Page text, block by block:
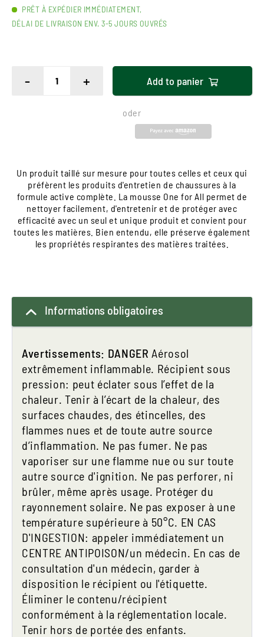
PRÊT À EXPÉDIER IMMÉDIATEMENT,
DÉLAI DE LIVRAISON ENV. 3-5 JOURS OUVRÉS
- + Add to panier
oder
Un produit taillé sur mesure pour toutes celles et ceux qui
préfèrent les produits d'entretien de chaussures à la
formule active complète. La mousse One for All permet de
nettoyer facilement, d'entretenir et de protéger avec
efficacité avec un seul et unique produit et convient pour
toutes les matières. Bien entendu, elle préserve également
les propriétés respirantes des matières traitées.
Informations obligatoires
Avertissements: DANGERAérosol
extrêmement inflammable. Récipient sous
pression: peut éclater sous l’effet de la
chaleur. Tenir à l’écart de la chaleur, des
surfaces chaudes, des étincelles, des
flammes nues et de toute autre source
d’inflammation. Ne pas fumer. Ne pas
vaporiser sur une flamme nue ou sur toute
autre source d'ignition. Ne pas perforer, ni
brûler, même après usage. Protéger du
rayonnement solaire. Ne pas exposer à une
température supérieure à 50°C. EN CAS
D'INGESTION: appeler immédiatement un
CENTRE ANTIPOISON/un médecin. En cas de
consultation d'un médecin, garder à
disposition le récipient ou l'étiquette.
Éliminer le contenu/récipient
conformément à la réglementation locale.
Tenir hors de portée des enfants.